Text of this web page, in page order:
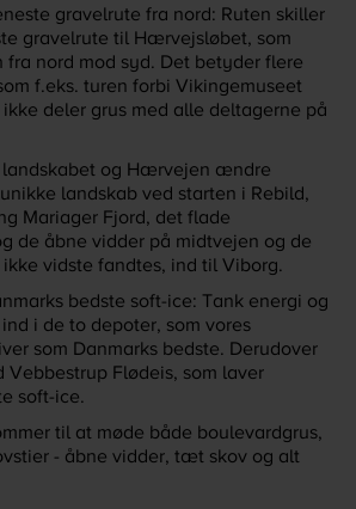
gravelrute fra nord: Ruten skiller
gravelrute til Hærvejsløbet, som
nord mod syd. Det betyder flere
f.eks. turen forbi Vikingemuseet
deler grus med alle deltagerne på
landskabet og Hærvejen ændre
landskab ved starten i Rebild,
Mariager Fjord, det flade
de åbne vidder på midtvejen og de
ikke vidste fandtes, ind til Viborg.
bedste soft-ice: Tank energi og
i de to depoter, som vores
som Danmarks bedste. Derudover
Vebbestrup Flødeis, som laver
soft-ice.
til at møde både boulevardgrus,
- åbne vidder, tæt skov og alt